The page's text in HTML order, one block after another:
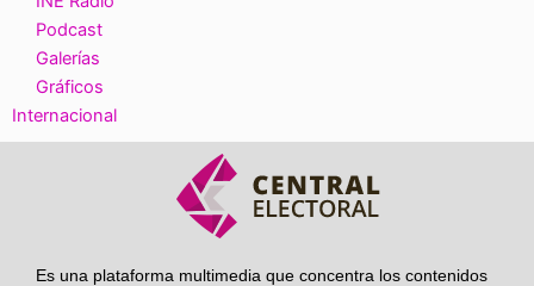
Podcast
Galerías
Gráficos
Internacional
Es una plataforma multimedia que concentra los contenidos